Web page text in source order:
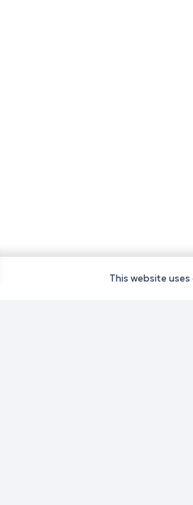
This website